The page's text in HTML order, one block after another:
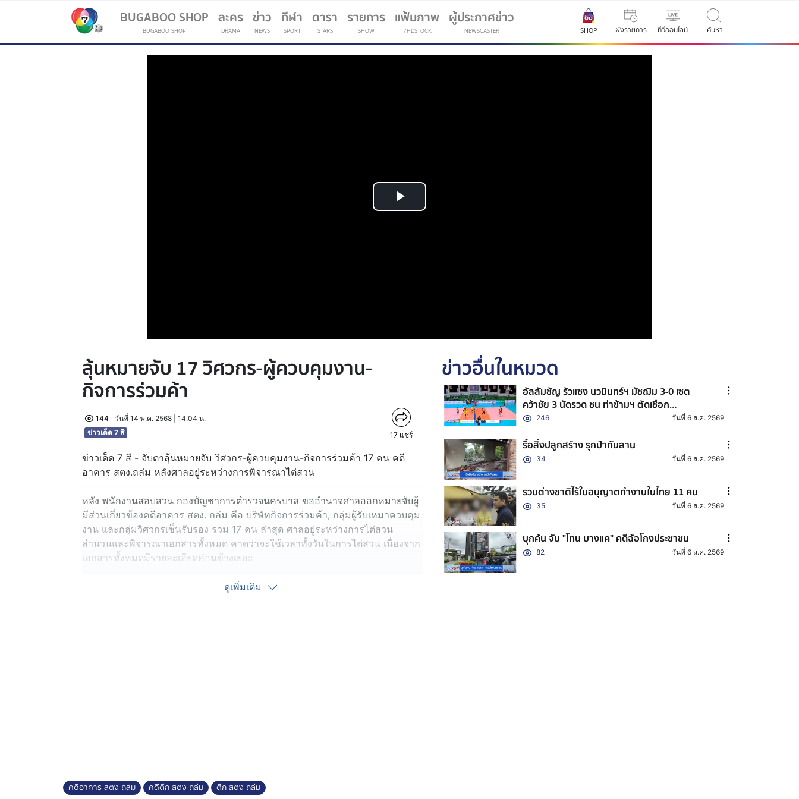
BUGABOO SHOP
BUGABOO SHOP
ละคร
DRAMA
ข่าว
NEWS
กีฬา
SPORT
(current)
ดารา
STARS
รายการ
SHOW
แฟ้มภาพ
7HDSTOCK
ผู้ประกาศข่าว
NEWSCASTER SHOP ผังรายการ ทีวีออนไลน์ ค้นหา
Play
ลุ้นหมายจับ 17 วิศวกร-ผู้ควบคุมงาน-
กิจการร่วมค้า
144
วันที่ 14 พ.ค. 2568 | 14.04 น.
ข่าวเด็ด 7 สี
17 แชร์
ข่าวเด็ด 7 สี - จับตาลุ้นหมายจับ วิศวกร-ผู้ควบคุมงาน-กิจการร่วมค้า 17 คน คดี
อาคาร สตง.ถล่ม หลังศาลอยู่ระหว่างการพิจารณาไต่สวน
หลัง พนักงานสอบสวน กองบัญชาการตำรวจนครบาล ขออำนาจศาลออกหมายจับผู้
มีส่วนเกี่ยวข้องคดีอาคาร สตง. ถล่ม คือ บริษัทกิจการร่วมค้า, กลุ่มผู้รับเหมาควบคุม
งาน และกลุ่มวิศวกรเซ็นรับรอง รวม 17 คน ล่าสุด ศาลอยู่ระหว่างการไต่สวน
สำนวนและพิจารณาเอกสารทั้งหมด คาดว่าจะใช้เวลาทั้งวันในการไต่สวน เนื่องจาก
เอกสารทั้งหมดมีรายละเอียดค่อนข้างเยอะ
ทั้งนี้มีรายงานว่าผู้ต้องหาที่ถูกออกหมายจับ 17 คน มีทั้งบุคคลที่ออกแบบ, แก้แบบ
ดูเพิ่มเติม
ข่าวอื่นในหมวด
อัสสัมชัญ รัวแซง นวมินทร์ฯ มัชฌิม 3-0 เซต
คว้าชัย 3 นัดรวด ชน ท่าข้ามฯ ตัดเชือก
วอลเลย์บอลแชมป์ 7HD
246 วันที่ 6 ส.ค. 2569
รื้อสิ่งปลูกสร้าง รุกป่าทับลาน
34 วันที่ 6 ส.ค. 2569
รวบต่างชาติไร้ใบอนุญาตทำงานในไทย 11 คน
35 วันที่ 6 ส.ค. 2569
บุกค้น จับ "โทน บางแค" คดีฉ้อโกงประชาชน
82 วันที่ 6 ส.ค. 2569
คดีอาคาร สตง ถล่ม คดีตึก สตง ถล่ม ตึก สตง ถล่ม